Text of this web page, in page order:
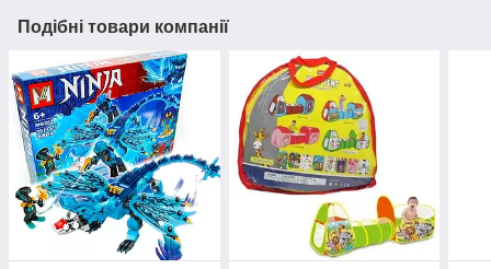
Подібні товари компанії